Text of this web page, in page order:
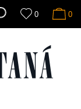
0 0